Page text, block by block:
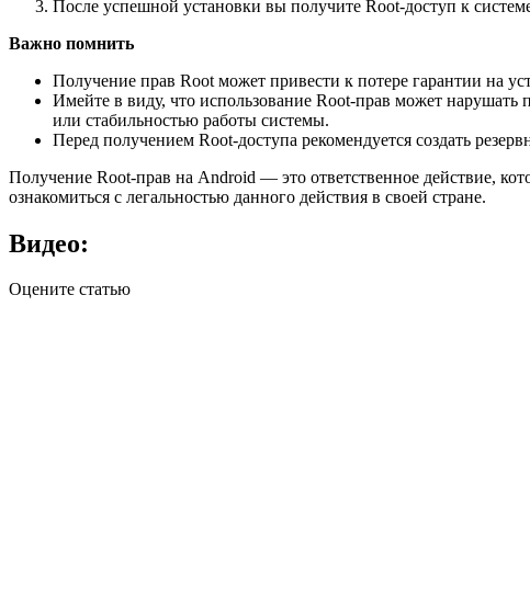
После успешной установки вы получите Root-доступ к
Важно помнить
Получение прав Root может привести к потере гарантии на
Имейте в виду, что использование Root-прав может
или стабильностью работы системы.
Перед получением Root-доступа рекомендуется создать
Получение Root-прав на Android — это ответственное действие,
ознакомиться с легальностью данного действия в своей стране.
Видео:
Оцените статью